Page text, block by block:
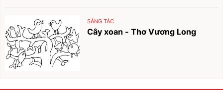
SÁNG TÁC
Cây xoan - Thơ Vương Long